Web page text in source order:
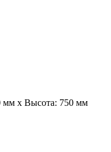
x Высота: 750 мм